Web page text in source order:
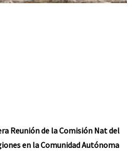
Reunión de la Comisión Nat del
en la Comunidad Autónoma